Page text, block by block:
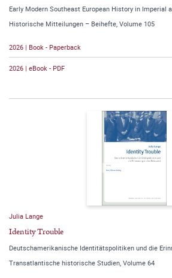
Early Modern Southeast European History in Imperial
Historische Mitteilungen – Beihefte, Volume 105
2026 | Book - Paperback
2026 | eBook - PDF
Julia Lange
Identity Trouble
Deutschamerikanische Identitätspolitiken und die
Transatlantische historische Studien, Volume 64